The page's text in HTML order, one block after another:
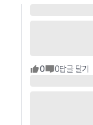
0 0답글 달기